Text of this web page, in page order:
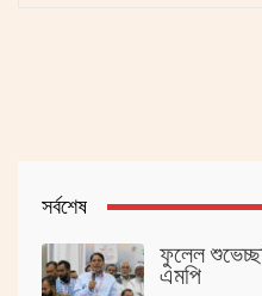
সর্বশেষ
ফুলেল
এমপি